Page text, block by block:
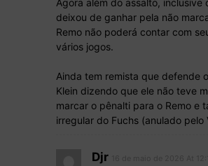
deixou de ganhar pela não
Remo não poderá contar com
vários jogos.
Ainda tem remista que defende
Klein dizendo que ele não teve
marcar o pênalti para o Remo e
irregular do Fuchs (anulado pelo
Djr